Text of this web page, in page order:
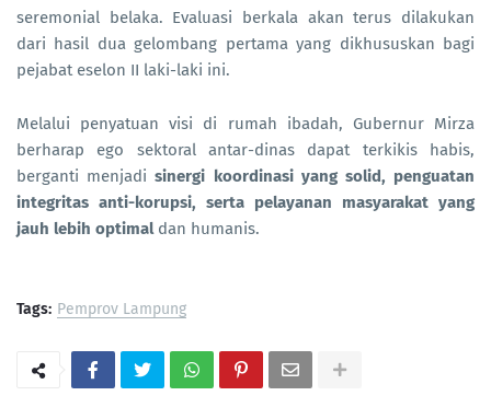
seremonial belaka. Evaluasi berkala akan terus dilakukan
dari hasil dua gelombang pertama yang dikhususkan bagi
pejabat eselon II laki-laki ini.
Melalui penyatuan visi di rumah ibadah, Gubernur Mirza
berharap ego sektoral antar-dinas dapat terkikis habis,
berganti menjadisinergi koordinasi yang solid, penguatan
integritas anti-korupsi, serta pelayanan masyarakat yang
jauh lebih optimaldan humanis.
Tags: Pemprov Lampung